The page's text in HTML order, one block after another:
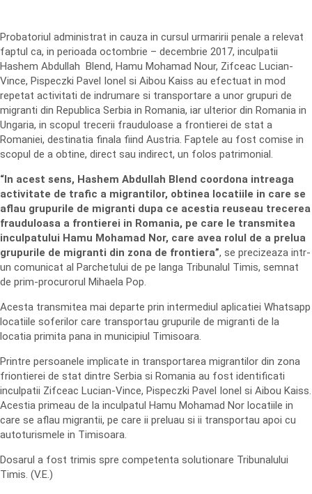
Probatoriul administrat in cauza in cursul urmaririi penale a relevat
faptul ca, in perioada octombrie – decembrie 2017, inculpatii
Hashem Abdullah Blend, Hamu Mohamad Nour, Zifceac Lucian-
Vince, Pispeczki Pavel Ionel si Aibou Kaiss au efectuat in mod
repetat activitati de indrumare si transportare a unor grupuri de
migranti din Republica Serbia in Romania, iar ulterior din Romania in
Ungaria, in scopul trecerii frauduloase a frontierei de stat a
Romaniei, destinatia finala fiind Austria. Faptele au fost comise in
scopul de a obtine, direct sau indirect, un folos patrimonial.
“In acest sens, Hashem Abdullah Blend coordona intreaga
activitate de trafic a migrantilor, obtinea locatiile in care se
aflau grupurile de migranti dupa ce acestia reuseau trecerea
frauduloasa a frontierei in Romania, pe care le transmitea
inculpatului Hamu Mohamad Nor, care avea rolul de a prelua
grupurile de migranti din zona de frontiera”, se precizeaza intr-
un comunicat al Parchetului de pe langa Tribunalul Timis, semnat
de prim-procurorul Mihaela Pop.
Acesta transmitea mai departe prin intermediul aplicatiei Whatsapp
locatiile soferilor care transportau grupurile de migranti de la
locatia primita pana in municipiul Timisoara.
Printre persoanele implicate in transportarea migrantilor din zona
friontierei de stat dintre Serbia si Romania au fost identificati
inculpatii Zifceac Lucian-Vince, Pispeczki Pavel Ionel si Aibou Kaiss.
Acestia primeau de la inculpatul Hamu Mohamad Nor locatiile in
care se aflau migrantii, pe care ii preluau si ii transportau apoi cu
autoturismele in Timisoara.
Dosarul a fost trimis spre competenta solutionare Tribunalului
Timis. (V.E.)